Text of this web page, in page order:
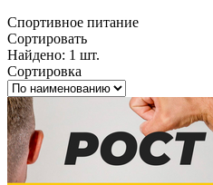
Спортивное питание
Сортировать
Найдено: 1 шт.
Сортировка